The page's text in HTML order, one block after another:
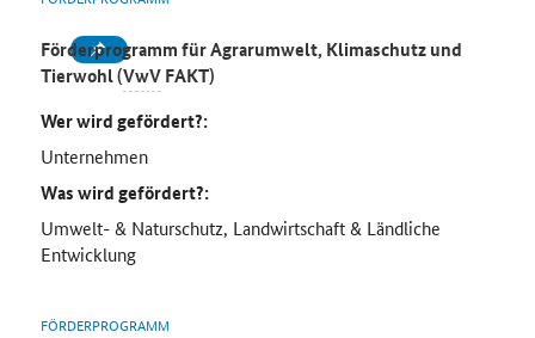
Förderprogramm für Agrarumwelt, Klimaschutz und
Tierwohl (VwVFAKT)
Wer wird gefördert?:
Unternehmen
Was wird gefördert?:
Umwelt- & Naturschutz, Landwirtschaft & Ländliche
Entwicklung
FÖRDERPROGRAMM